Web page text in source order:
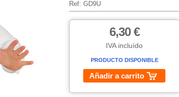
Ref: GD9U
6,30 €
IVA incluído
PRODUCTO DISPONIBLE
Añadir a carrito